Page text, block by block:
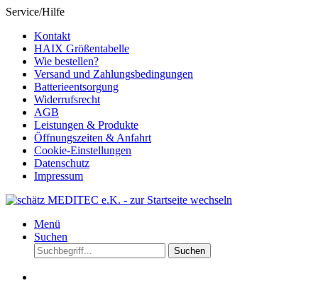
Service/Hilfe
Kontakt
HAIX Größentabelle
Wie bestellen?
Versand und Zahlungsbedingungen
Batterieentsorgung
Widerrufsrecht
AGB
Leistungen & Produkte
Öffnungszeiten & Anfahrt
Cookie-Einstellungen
Datenschutz
Impressum
Menü
Suchen
Suchen